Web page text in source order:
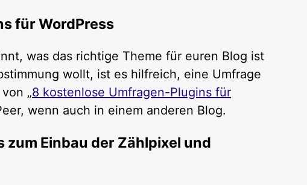
für WordPress
was das richtige Theme für euren Blog ist
wollt, ist es hilfreich, eine Umfrage
„8 kostenlose Umfragen-Plugins für
wenn auch in einem anderen Blog.
Einbau der Zählpixel und